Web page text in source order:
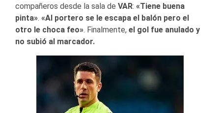
compañeros desde la sala de VAR: «Tiene buena
pinta». «Al portero se le escapa el balón pero el
otro le choca feo». Finalmente, el gol fue anulado y
no subió al marcador.